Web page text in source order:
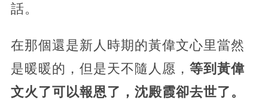
話。
在那個還是新人時期的黃偉文心里當然
是暖暖的，但是天不隨人愿， 等到黃偉
文火了可以報恩了，沈殿霞卻去世了。